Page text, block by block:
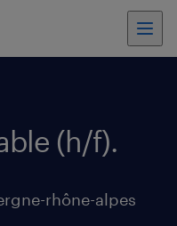
(h/f).
rhône-alpes